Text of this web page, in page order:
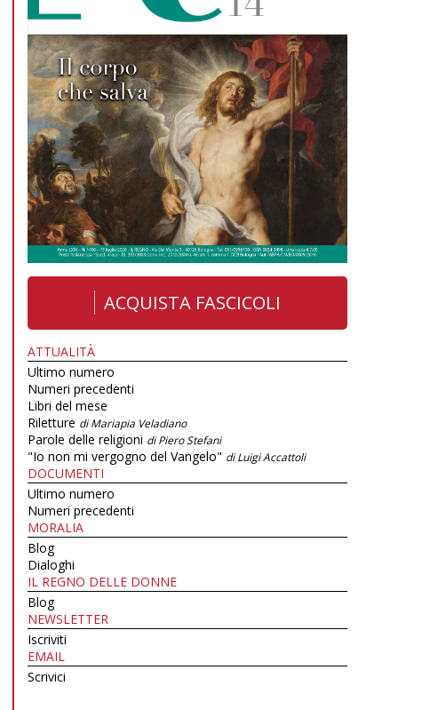
ACQUISTA FASCICOLI
ATTUALITÀ
Ultimo numero
Numeri precedenti
Libri del mese
Riletture di Mariapia Veladiano
Parole delle religioni di Piero Stefani
"Io non mi vergogno del Vangelo" di Luigi Accattoli
DOCUMENTI
Ultimo numero
Numeri precedenti
MORALIA
Blog
Dialoghi
IL REGNO DELLE DONNE
Blog
NEWSLETTER
Iscriviti
EMAIL
Scrivici